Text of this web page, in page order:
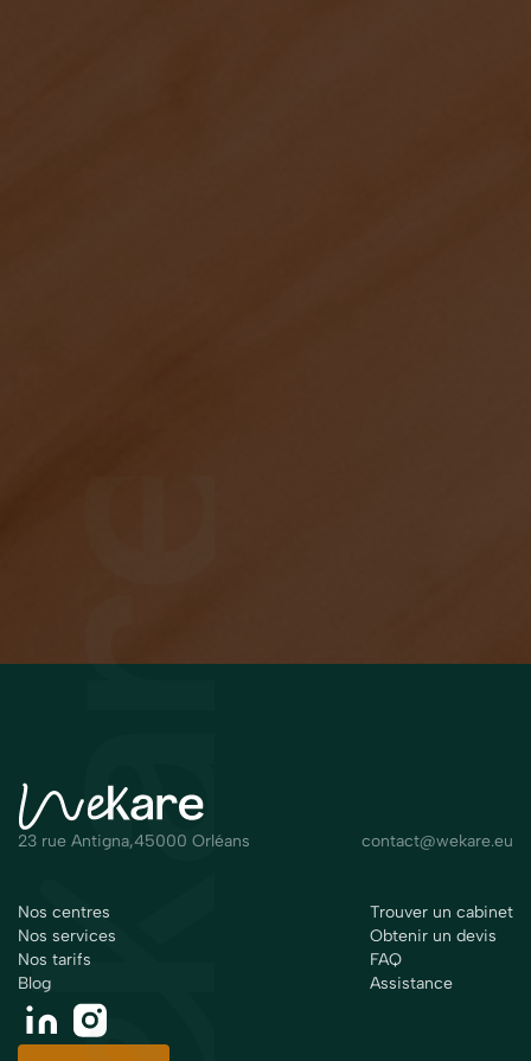
23 rue Antigna,45000 Orléans contact@wekare.eu
Nos centres
Nos services
Nos tarifs
Blog
Trouver un cabinet
Obtenir un devis
FAQ
Assistance